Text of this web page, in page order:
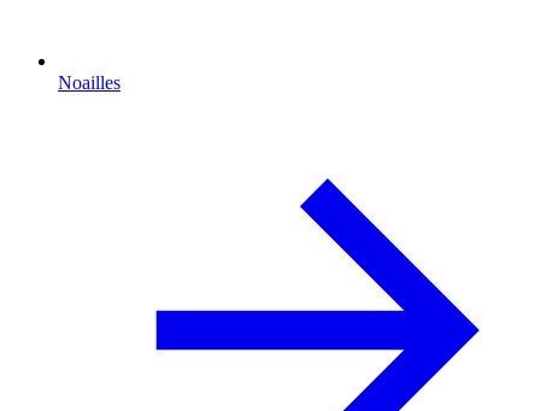
Noailles